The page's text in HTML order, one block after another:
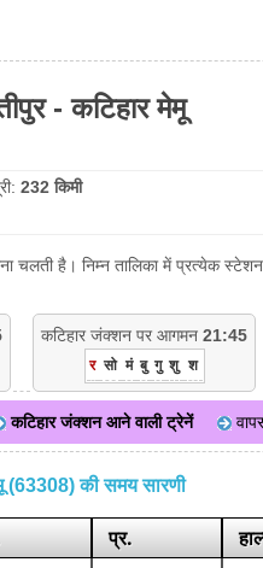
- कटिहार मेमू
232 किमी
चलती है। निम्न तालिका में प्रत्येक
कटिहार जंक्शन पर आगमन 21:45
र सो मं बु गु शु श
कटिहार जंक्शन आने वाली ट्रेनें
(63308) की समय सारणी
प्र.